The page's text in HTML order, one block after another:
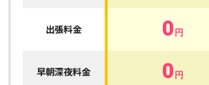
出張料金 0 円
早朝深夜料金 0 円